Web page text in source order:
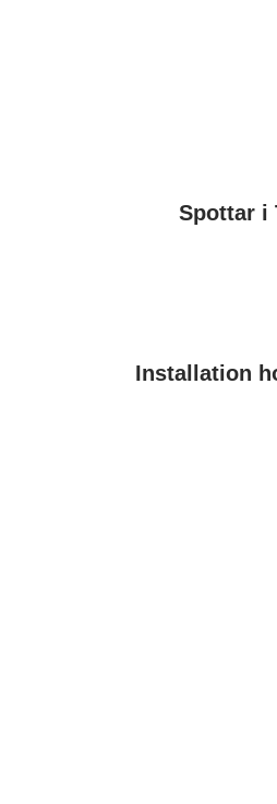
Spottar i
Installation